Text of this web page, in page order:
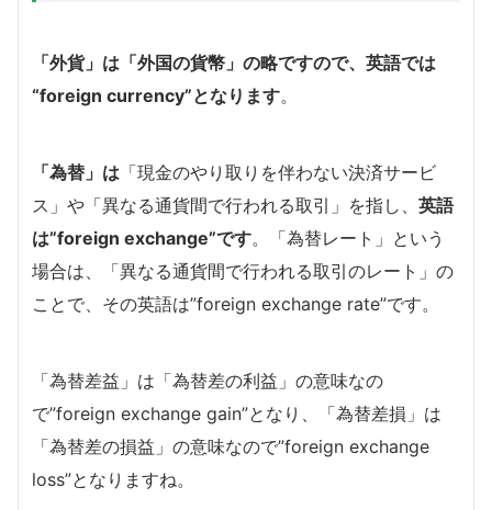
「外貨」は「外国の貨幣」の略ですので、英語では
“foreign currency”となります。
「為替」は 「現金のやり取りを伴わない決済サービ
ス」や「異なる通貨間で行われる取引」を指し、 英語
は”foreign exchange”です。「為替レート」という
場合は、「異なる通貨間で行われる取引のレート」の
ことで、その英語は”foreign exchange rate”です。
「為替差益」は「為替差の利益」の意味なの
で”foreign exchange gain”となり、「為替差損」は
「為替差の損益」の意味なので”foreign exchange
loss”となりますね。